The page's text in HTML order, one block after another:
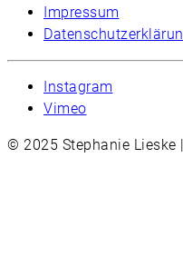
Impressum
Instagram
Vimeo
© 2025 Stephanie Lieske